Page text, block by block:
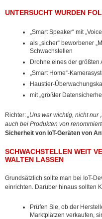
UNTERSUCHT WURDEN
„Smart Speaker“ mit
als „sicher“ beworbener
Schwachstellen
Drohne eines der
„Smart Home“-
Haustier-
mit „größter
Richter: „Uns war wichtig, nicht nur
auch bei Produkten von
Sicherheit von IoT-Geräten von
SCHWACHSTELLEN WEIT
WALTEN LASSEN
Grundsätzlich sollte man bei IoT-
einrichten. Darüber hinaus sollten
Prüfen Sie, ob der
Marktplätzen verkaufen,